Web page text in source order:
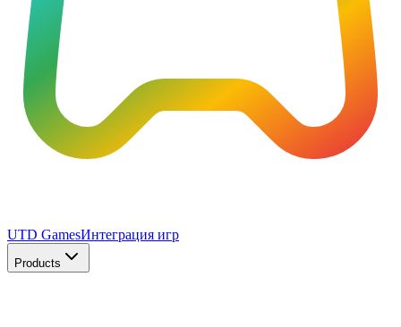
UTD GamesИнтеграция игр
Products